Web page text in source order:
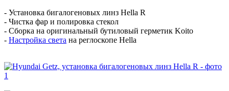
- Установка бигалогеновых линз Hella R
- Чистка фар и полировка стекол
- Сборка на оригинальный бутиловый герметик Koito
- Настройка света на реглоскопе Hella